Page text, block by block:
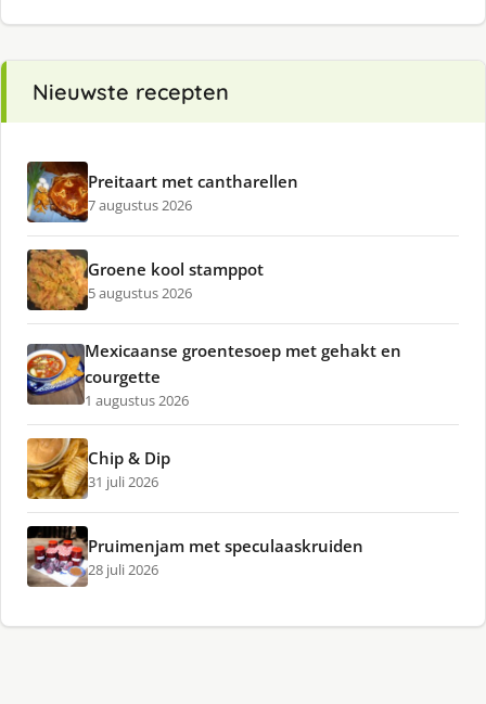
Nieuwste recepten
Preitaart met cantharellen
7 augustus 2026
Groene kool stamppot
5 augustus 2026
Mexicaanse groentesoep met gehakt en
courgette
1 augustus 2026
Chip & Dip
31 juli 2026
Pruimenjam met speculaaskruiden
28 juli 2026